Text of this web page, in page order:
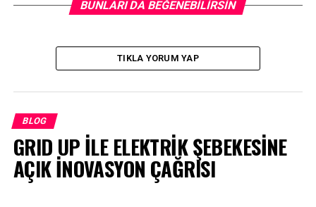
BUNLARI DA BEĞENEBILIRSIN
TIKLA YORUM YAP
BLOG
GRID UP İLE ELEKTRİK ŞEBEKESİNE
AÇIK İNOVASYON ÇAĞRISI